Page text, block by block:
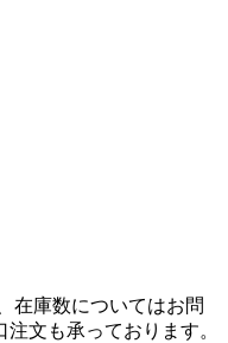
在庫数についてはお問
文も承っております。